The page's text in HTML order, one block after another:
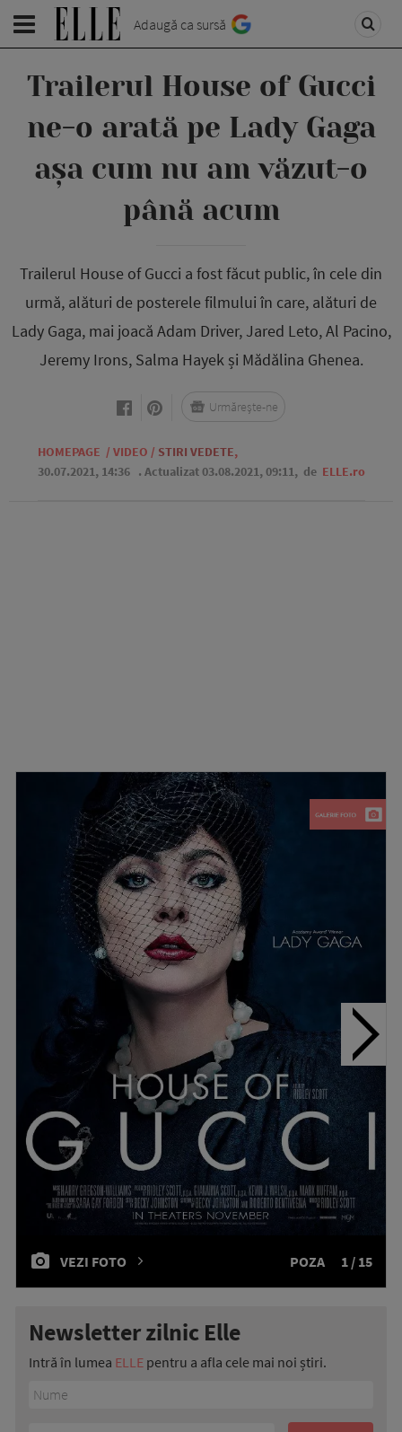
Adaugă ca sursă
Trailerul House of Gucci
ne-o arată pe Lady Gaga
așa cum nu am văzut-o
până acum
Trailerul House of Gucci a fost făcut public, în cele din
urmă, alături de posterele filmului în care, alături de
Lady Gaga, mai joacă Adam Driver, Jared Leto, Al Pacino,
Jeremy Irons, Salma Hayek și Mădălina Ghenea.
HOMEPAGE / VIDEO / STIRI VEDETE,
30.07.2021, 14:36 . Actualizat 03.08.2021, 09:11, de ELLE.ro
Urmărește-ne
VEZI FOTO POZA 1 / 15
Newsletter zilnic Elle
Intră în lumea ELLE pentru a afla cele mai noi știri.